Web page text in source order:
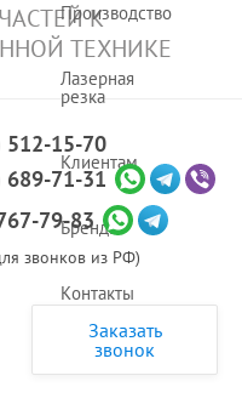
Производство
Лазерная
резка
Клиентам
Бренды
Контакты
К
ТЕХНИКЕ
512-15-70
689-71-31
79-83
звонков из РФ)
Заказать
звонок